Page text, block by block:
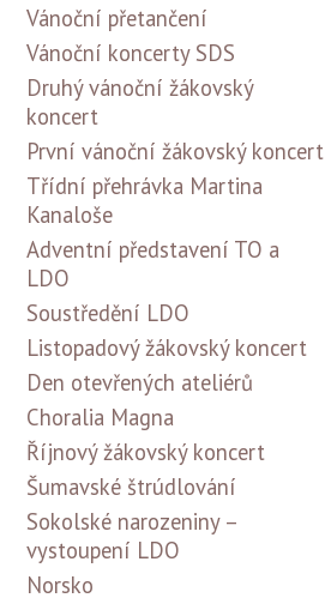
Vánoční přetančení
Vánoční koncerty SDS
Druhý vánoční žákovský
koncert
První vánoční žákovský koncert
Třídní přehrávka Martina
Kanaloše
Adventní představení TO a
LDO
Soustředění LDO
Listopadový žákovský koncert
Den otevřených ateliérů
Choralia Magna
Říjnový žákovský koncert
Šumavské štrúdlování
Sokolské narozeniny –
vystoupení LDO
Norsko